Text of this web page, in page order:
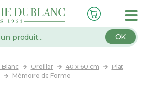
OK
Blanc Oreiller 40 x 60 cm
Plat
Mémoire de Forme